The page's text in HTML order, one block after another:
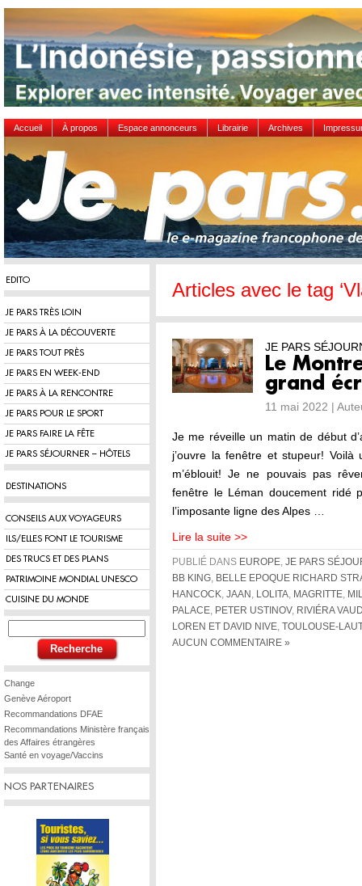
Accueil À propos Espace annonceurs Librairie Archives
EDITO
JE PARS TRÈS LOIN
JE PARS À LA DÉCOUVERTE
JE PARS TOUT PRÈS
JE PARS EN WEEK-END
JE PARS À LA RENCONTRE
JE PARS POUR LE SPORT
JE PARS FAIRE LA FÊTE
JE PARS SÉJOURNER – HÔTELS
DESTINATIONS
CONSEILS AUX VOYAGEURS
ILS/ELLES FONT LE TOURISME
DES TRUCS ET DES PLANS
PATRIMOINE MONDIAL UNESCO
CUISINE DU MONDE
Change
Genève Aéroport
Recommandations DFAE
Recommandations Ministère français
des Affaires étrangères
Santé en voyage/Vaccins
NOS PARTENAIRES
Articles avec le tag
JE PARS
Le
grand
11 mai 2022 |
Je me réveille un matin de début
j’ouvre la fenêtre et stupeur!
m’éblouit! Je ne pouvais pas
fenêtre le Léman doucement ridé
l’imposante ligne des Alpes …
Lire la suite >>
PUBLIÉ DANS EUROPE JE PARS
BB KING
BELLE EPOQUE RICHARD
HANCOCK JAAN LOLITA MAGRITTE
PALACE
PETER USTINOV, RIVIÉRA
LOREN ET DAVID NIVE TOULOUSE-
AUCUN COMMENTAIRE »